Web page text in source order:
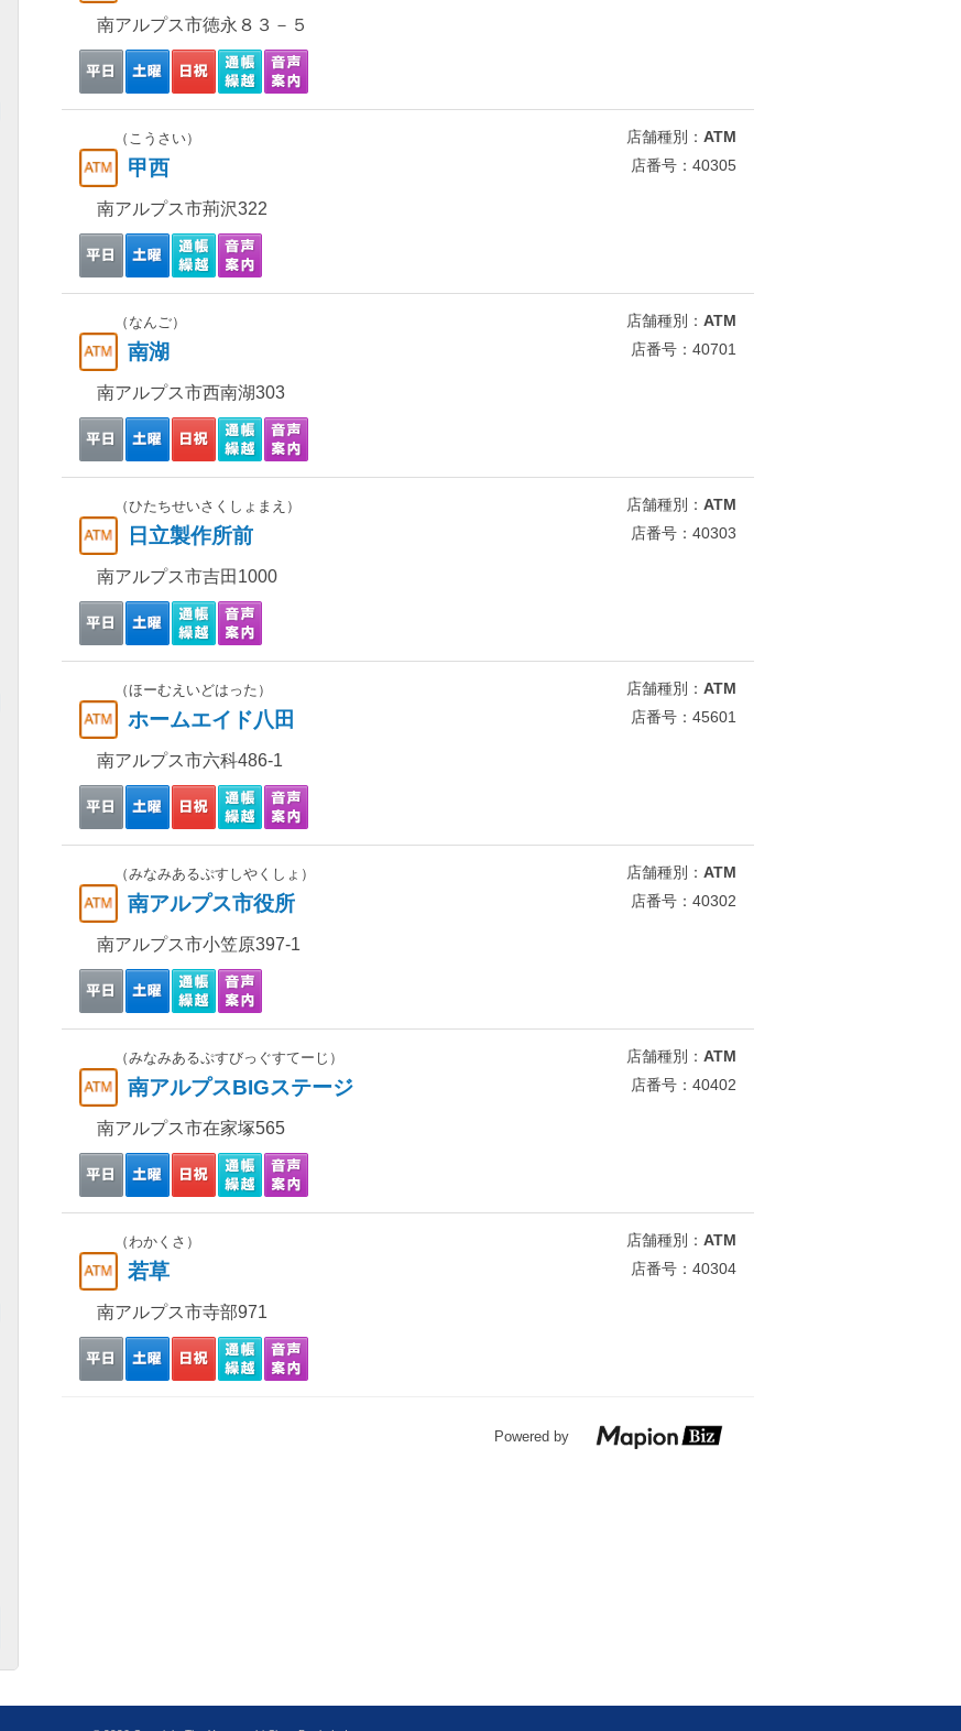
南アルプス市徳永８３－５
（こうさい）
甲西
店舗種別： ATM
店番号：40305
南アルプス市荊沢322
（なんご）
南湖
店舗種別： ATM
店番号：40701
南アルプス市西南湖303
（ひたちせいさくしょまえ）
日立製作所前
店舗種別： ATM
店番号：40303
南アルプス市吉田1000
（ほーむえいどはった）
ホームエイド八田
店舗種別： ATM
店番号：45601
南アルプス市六科486-1
（みなみあるぷすしやくしょ）
南アルプス市役所
店舗種別： ATM
店番号：40302
南アルプス市小笠原397-1
（みなみあるぷすびっぐすてーじ）
南アルプスBIGステージ
店舗種別： ATM
店番号：40402
南アルプス市在家塚565
（わかくさ）
若草
店舗種別： ATM
店番号：40304
南アルプス市寺部971
Powered by